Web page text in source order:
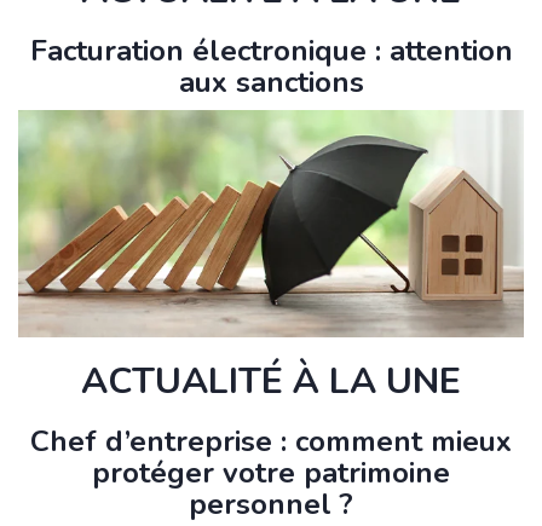
Facturation électronique : attention
aux sanctions
ACTUALITÉ À LA UNE
Chef d’entreprise : comment mieux
protéger votre patrimoine
personnel ?